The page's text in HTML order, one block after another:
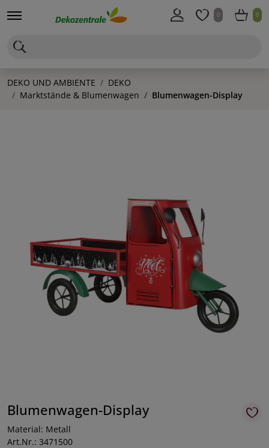
0 0
DEKO UND AMBIENTE
DEKO
Marktstände & Blumenwagen
Blumenwagen-Display
Blumenwagen-Display
Material: Metall
Art.Nr.: 3471500